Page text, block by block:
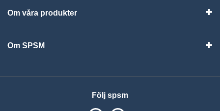
Om våra produkter
Om SPSM
Följ spsm